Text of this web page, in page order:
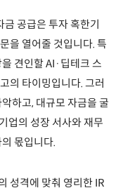
공급은 투자 혹한기
을 열어줄 것입니다. 특
견인할 AI·딥테크 스
의 타이밍입니다. 그러
하고, 대규모 자금을 굴
업의 성장 서사와 재무
몫입니다.
성격에 맞춰 영리한 IR